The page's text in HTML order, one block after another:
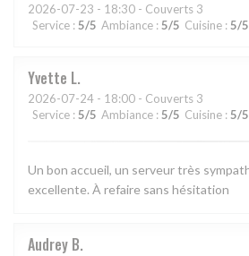
2026-07-23 - 18:30 - Couverts 3
Service : 5/5 Ambiance : 5/5 Cuisine : 5/5
Yvette L
2026-07-24 - 18:00 - Couverts 3
Service : 5/5 Ambiance : 5/5 Cuisine : 5/5
Un bon accueil, un serveur très
excellente. À refaire sans hésitation
Audrey B